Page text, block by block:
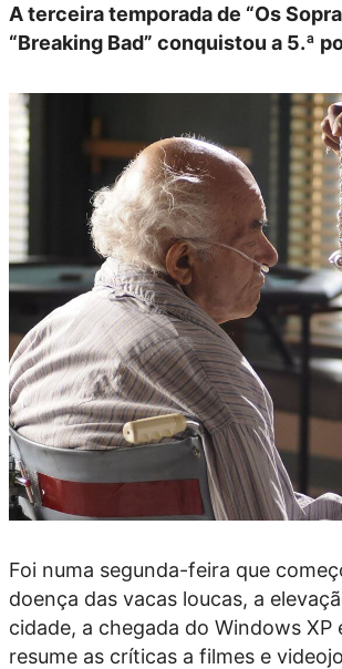
A terceira temporada de “Os
“Breaking Bad” conquistou a 5.ª
Foi numa segunda-feira que
doença das vacas loucas, a
cidade, a chegada do Windows XP
resume as críticas a filmes e